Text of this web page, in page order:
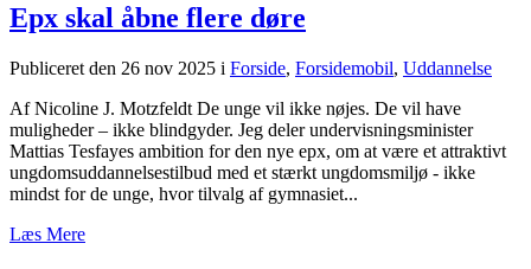
Epx skal åbne flere døre
Publiceret den 26 nov 2025 i Forside, Forsidemobil, Uddannelse
Af Nicoline J. Motzfeldt De unge vil ikke nøjes. De vil have
muligheder – ikke blindgyder. Jeg deler undervisningsminister
Mattias Tesfayes ambition for den nye epx, om at være et attraktivt
ungdomsuddannelsestilbud med et stærkt ungdomsmiljø - ikke
mindst for de unge, hvor tilvalg af gymnasiet...
Læs Mere